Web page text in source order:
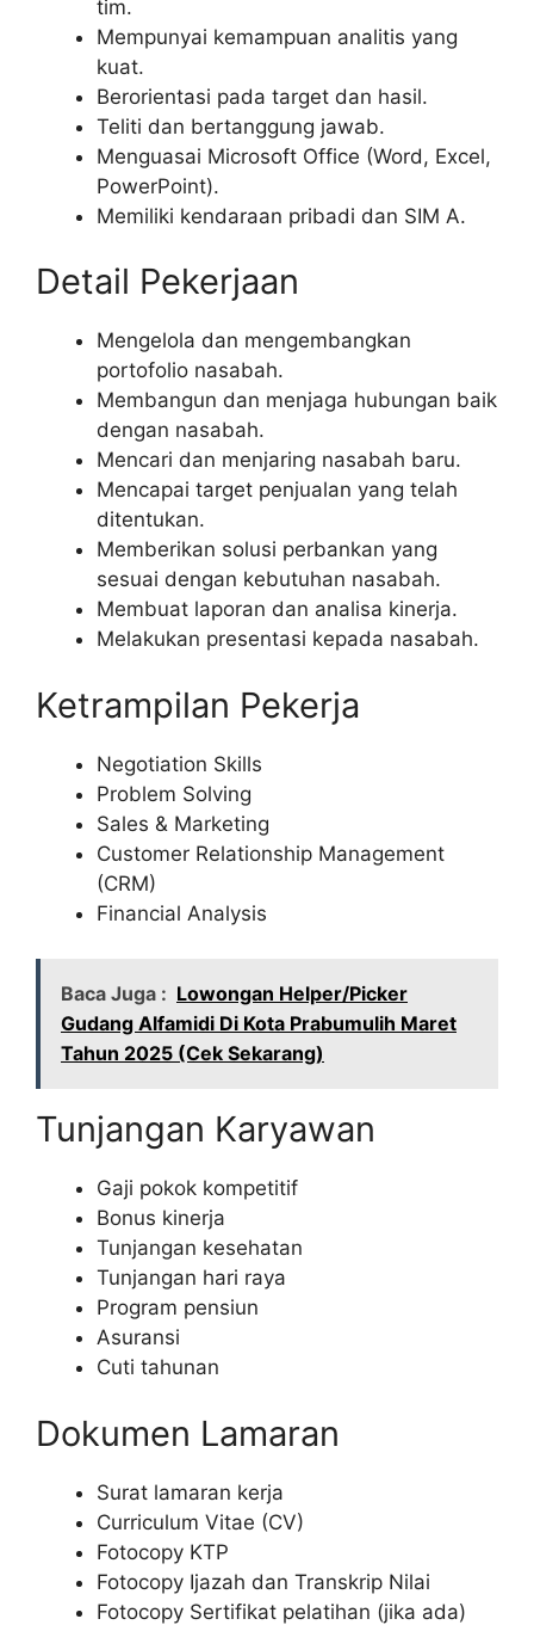
tim.
Mempunyai kemampuan analitis yang
kuat.
Berorientasi pada target dan hasil.
Teliti dan bertanggung jawab.
Menguasai Microsoft Office (Word, Excel,
PowerPoint).
Memiliki kendaraan pribadi dan SIM A.
Detail Pekerjaan
Mengelola dan mengembangkan
portofolio nasabah.
Membangun dan menjaga hubungan baik
dengan nasabah.
Mencari dan menjaring nasabah baru.
Mencapai target penjualan yang telah
ditentukan.
Memberikan solusi perbankan yang
sesuai dengan kebutuhan nasabah.
Membuat laporan dan analisa kinerja.
Melakukan presentasi kepada nasabah.
Ketrampilan Pekerja
Negotiation Skills
Problem Solving
Sales & Marketing
Customer Relationship Management
(CRM)
Financial Analysis
Baca Juga : Lowongan Helper/Picker
Gudang Alfamidi Di Kota Prabumulih Maret
Tahun 2025 (Cek Sekarang)
Tunjangan Karyawan
Gaji pokok kompetitif
Bonus kinerja
Tunjangan kesehatan
Tunjangan hari raya
Program pensiun
Asuransi
Cuti tahunan
Dokumen Lamaran
Surat lamaran kerja
Curriculum Vitae (CV)
Fotocopy KTP
Fotocopy Ijazah dan Transkrip Nilai
Fotocopy Sertifikat pelatihan (jika ada)